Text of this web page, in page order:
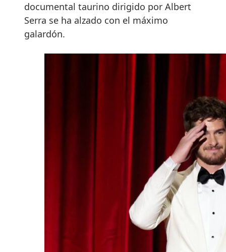
documental taurino dirigido por Albert
Serra se ha alzado con el máximo
galardón.